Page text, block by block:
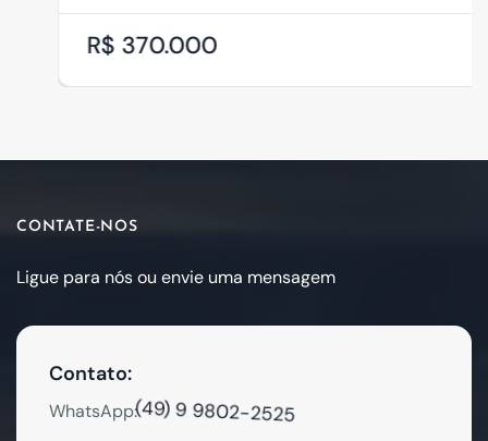
R$ 370.000
CONTATE-NOS
Ligue para nós ou envie uma mensagem
Contato:
WhatsApp:(49) 9 9802-2525